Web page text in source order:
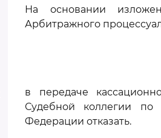
На основании
Арбитражного
в передаче
Судебной коллегии по
Федерации отказать.